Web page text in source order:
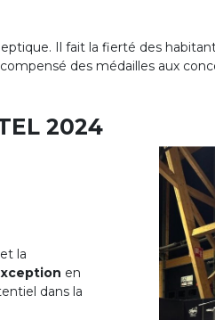
Il fait la fierté des
des médailles aux
2024​
la
en
dans la